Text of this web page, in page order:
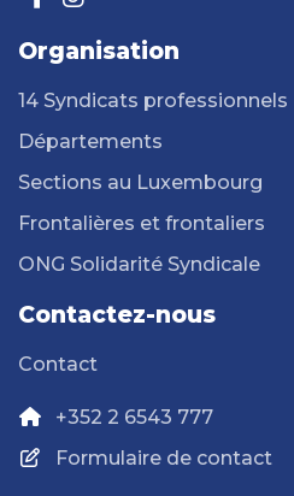
Organisation
14 Syndicats professionnels
Départements
Sections au Luxembourg
Frontalières et frontaliers
ONG Solidarité Syndicale
Contactez-nous
Contact
+352 2 6543 777
Formulaire de contact